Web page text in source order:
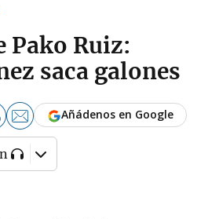
Pako Ruiz:
saca galones
Añádenos en Google